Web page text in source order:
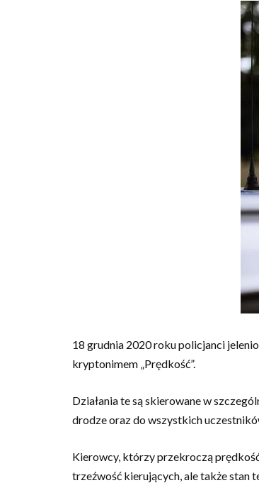
18 grudnia 2020 roku policjanci
kryptonimem „Prędkość”.
Działania te są skierowane w
drodze oraz do wszystkich
Kierowcy, którzy przekroczą
trzeźwość kierujących, ale także stan